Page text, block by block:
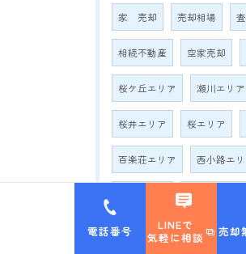
家 売却 売却相場
相続不動産 空家売却
桜ケ丘エリア 瀬川エリア
桜井エリア 桜エリア
百楽荘エリア 西小路エリ
如意谷エリア
白島エリア 西宿エリア
電話番号
LINEで
気軽に相談
売却